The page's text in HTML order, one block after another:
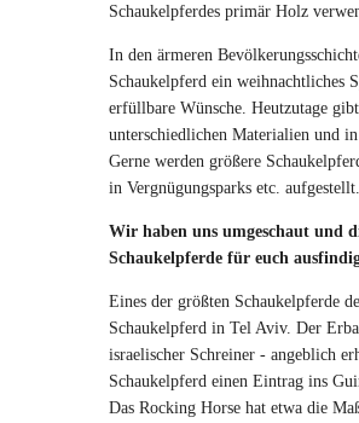
Schaukelpferdes primär Holz
In den ärmeren
Schaukelpferd ein weihnachtliches
erfüllbare Wünsche. Heutzutage
unterschiedlichen Materialien und in
Gerne werden größere
in Vergnügungsparks etc. aufgestellt.
Wir haben uns umgeschaut und
Schaukelpferde für euch
Eines der größten Schaukelpferde
Schaukelpferd in Tel Aviv. Der
israelischer Schreiner - angeblich
Schaukelpferd einen Eintrag ins
Das Rocking Horse hat etwa die